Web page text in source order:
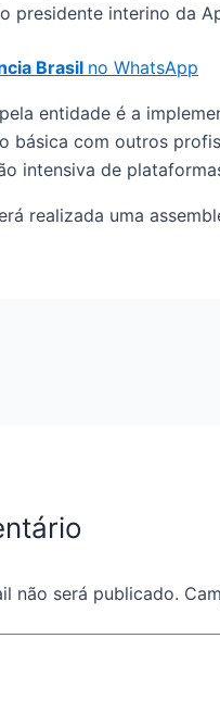
presidente interino da
Brasil no WhatsApp
entidade é a
básica com outros
intensiva de
realizada uma
não será publicado.